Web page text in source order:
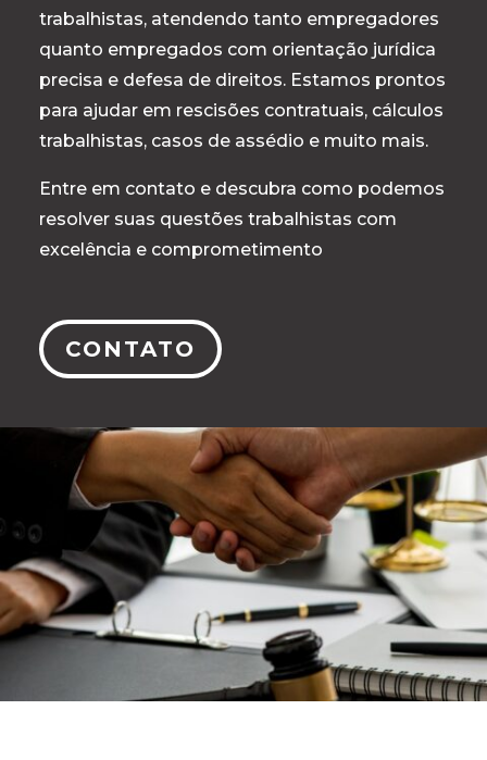
trabalhistas, atendendo tanto empregadores
quanto empregados com orientação jurídica
precisa e defesa de direitos. Estamos prontos
para ajudar em rescisões contratuais, cálculos
trabalhistas, casos de assédio e muito mais.
Entre em contato e descubra como podemos
resolver suas questões trabalhistas com
excelência e comprometimento
CONTATO